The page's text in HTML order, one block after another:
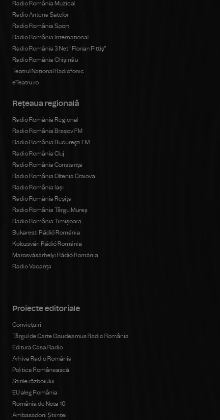
Radio România Muzical
Radio Antena Satelor
Radio România Sport
Radio România Internațional
Radio România 3 Net "Florian Pittiş"
Radio România Chișinău
Teatrul Național Radiofonic
eTeatru.ro
Rețeaua regională
Radio România Regional
Radio România Brașov FM
Radio România Bucureşti FM
Radio România Cluj
Radio România Constanța
Radio România Oltenia Craiova
Radio România Iași
Radio România Reșița
Radio România Târgu Mureș
Radio România Timișoara
Bukaresti Rádió Románia
Kolozsvári Rádió Románia
Marosvásárhelyi Rádió Románia
Radio Vacanța
Proiecte editoriale
Conviețuiri
Târgul de Carte Gaudeamus Radio România
Editura Casa Radio
Arhiva Radio România
Politica Românească
Știrile războiului
EU aleg România
România de Nota 10
Ambasadorii Științei